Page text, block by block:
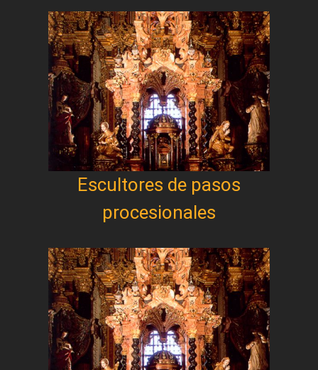
Escultores de pasos
procesionales